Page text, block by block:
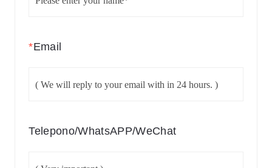
*Email
Telepono/WhatsAPP/WeChat